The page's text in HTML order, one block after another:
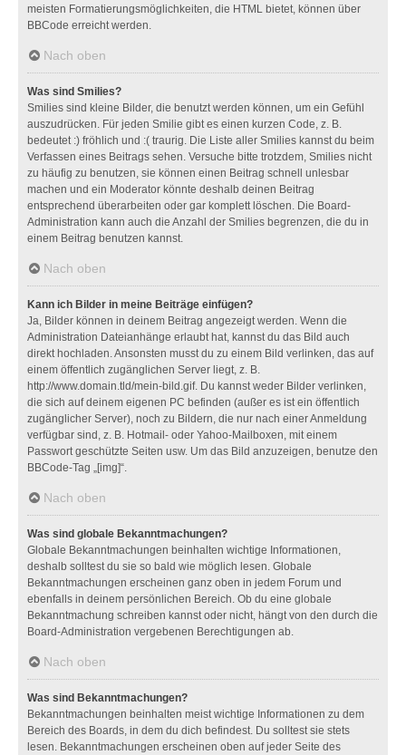
meisten Formatierungsmöglichkeiten, die HTML bietet, können über
BBCode erreicht werden.
Nach oben
Was sind Smilies?
Smilies sind kleine Bilder, die benutzt werden können, um ein Gefühl
auszudrücken. Für jeden Smilie gibt es einen kurzen Code, z. B.
bedeutet :) fröhlich und :( traurig. Die Liste aller Smilies kannst du beim
Verfassen eines Beitrags sehen. Versuche bitte trotzdem, Smilies nicht
zu häufig zu benutzen, sie können einen Beitrag schnell unlesbar
machen und ein Moderator könnte deshalb deinen Beitrag
entsprechend überarbeiten oder gar komplett löschen. Die Board-
Administration kann auch die Anzahl der Smilies begrenzen, die du in
einem Beitrag benutzen kannst.
Nach oben
Kann ich Bilder in meine Beiträge einfügen?
Ja, Bilder können in deinem Beitrag angezeigt werden. Wenn die
Administration Dateianhänge erlaubt hat, kannst du das Bild auch
direkt hochladen. Ansonsten musst du zu einem Bild verlinken, das auf
einem öffentlich zugänglichen Server liegt, z. B.
http://www.domain.tld/mein-bild.gif. Du kannst weder Bilder verlinken,
die sich auf deinem eigenen PC befinden (außer es ist ein öffentlich
zugänglicher Server), noch zu Bildern, die nur nach einer Anmeldung
verfügbar sind, z. B. Hotmail- oder Yahoo-Mailboxen, mit einem
Passwort geschützte Seiten usw. Um das Bild anzuzeigen, benutze den
BBCode-Tag „[img]“.
Nach oben
Was sind globale Bekanntmachungen?
Globale Bekanntmachungen beinhalten wichtige Informationen,
deshalb solltest du sie so bald wie möglich lesen. Globale
Bekanntmachungen erscheinen ganz oben in jedem Forum und
ebenfalls in deinem persönlichen Bereich. Ob du eine globale
Bekanntmachung schreiben kannst oder nicht, hängt von den durch die
Board-Administration vergebenen Berechtigungen ab.
Nach oben
Was sind Bekanntmachungen?
Bekanntmachungen beinhalten meist wichtige Informationen zu dem
Bereich des Boards, in dem du dich befindest. Du solltest sie stets
lesen. Bekanntmachungen erscheinen oben auf jeder Seite des